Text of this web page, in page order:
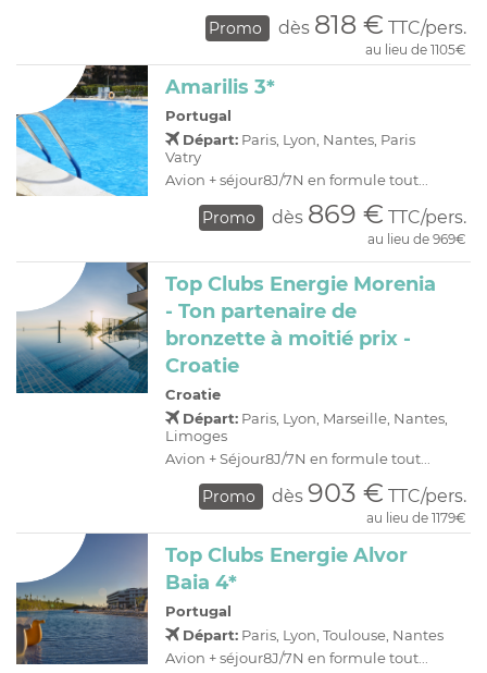
Promo dès 818 € TTC/pers.
au lieu de 1105€
Amarilis 3*
Portugal
Départ: Paris, Lyon, Nantes, Paris
Vatry
Avion + séjour8J/7N en formule tout...
Promo dès 869 € TTC/pers.
au lieu de 969€
Top Clubs Energie Morenia
- Ton partenaire de
bronzette à moitié prix -
Croatie
Croatie
Départ: Paris, Lyon, Marseille, Nantes,
Limoges
Avion + Séjour8J/7N en formule tout...
Promo dès 903 € TTC/pers.
au lieu de 1179€
Top Clubs Energie Alvor
Baia 4*
Portugal
Départ: Paris, Lyon, Toulouse, Nantes
Avion + séjour8J/7N en formule tout...